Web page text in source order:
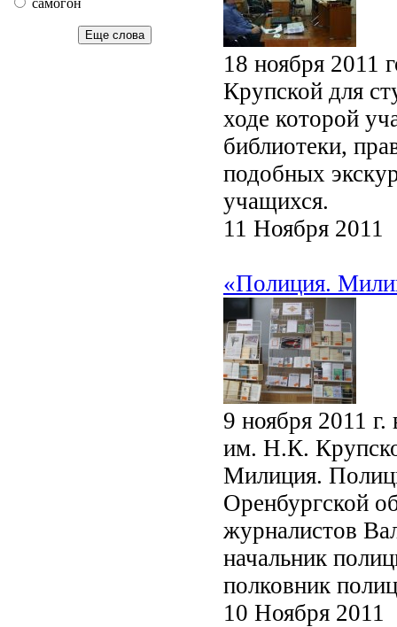
самогон
Еще слова
18 ноября 2011
Крупской для
ходе которой
библиотеки,
подобных
учащихся.
11 Ноября 2011
«Полиция.
9 ноября 2011
им. Н.К.
Милиция.
Оренбургской
журналистов
начальник
полковник
10 Ноября 2011